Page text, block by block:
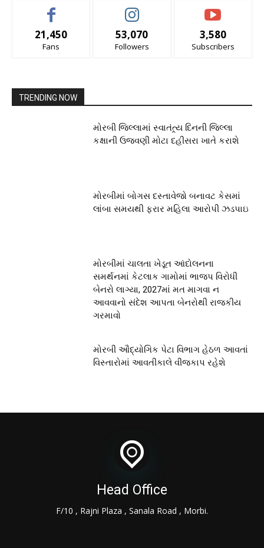
21,450
Fans
53,070
Followers
3,580
Subscribers
TRENDING NOW
મોરબી જિલ્લામાં સ્વાતંત્ર્ય દિનની જિલ્લા
કક્ષાની ઉજવણી મોટા દહીસરા ખાતે કરાશે
મોરબીમાં બોગસ દસ્તાવેજો બનાવટ કેસમાં
લાંબા સમયથી ફરાર મહિલા આરોપી ઝડપાઇ
મોરબીમાં ચાલતા ખેડૂત આંદોલનના
સમર્થનમાં કેટલાક ગામોમાં ભાજપ વિરોધી
બેનરો લાગ્યા, 2027માં મત માગવા ન
આવવાનો સંદેશ આપતા બેનરોથી રાજકીય
ગરમાવો
મોરબી ઔદ્યોગિક પેટા વિભાગ હેઠળ આવતાં
વિસ્તારોમાં આવતીકાલે વીજકાપ રહેશે
Head Office
F/10 , Rajni Plaza , Sanala Road , Morbi.